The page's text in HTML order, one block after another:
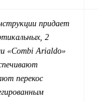
придает
2
«Combi Arialdo»
перекос